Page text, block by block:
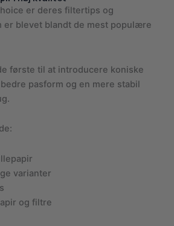
er deres filtertips og
er blevet blandt de mest populære
første til at introducere koniske
pasform og en mere stabil
varianter
og filtre